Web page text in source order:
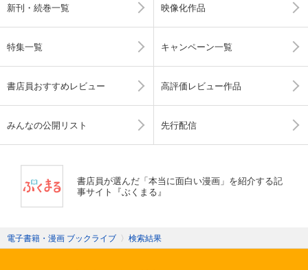
新刊・続巻一覧 映像化作品
特集一覧 キャンペーン一覧
書店員おすすめレビュー 高評価レビュー作品
みんなの公開リスト 先行配信
書店員が選んだ「本当に面白い漫画」を紹介する記
事サイト『ぶくまる』
電子書籍・漫画 ブックライブ 〉 検索結果